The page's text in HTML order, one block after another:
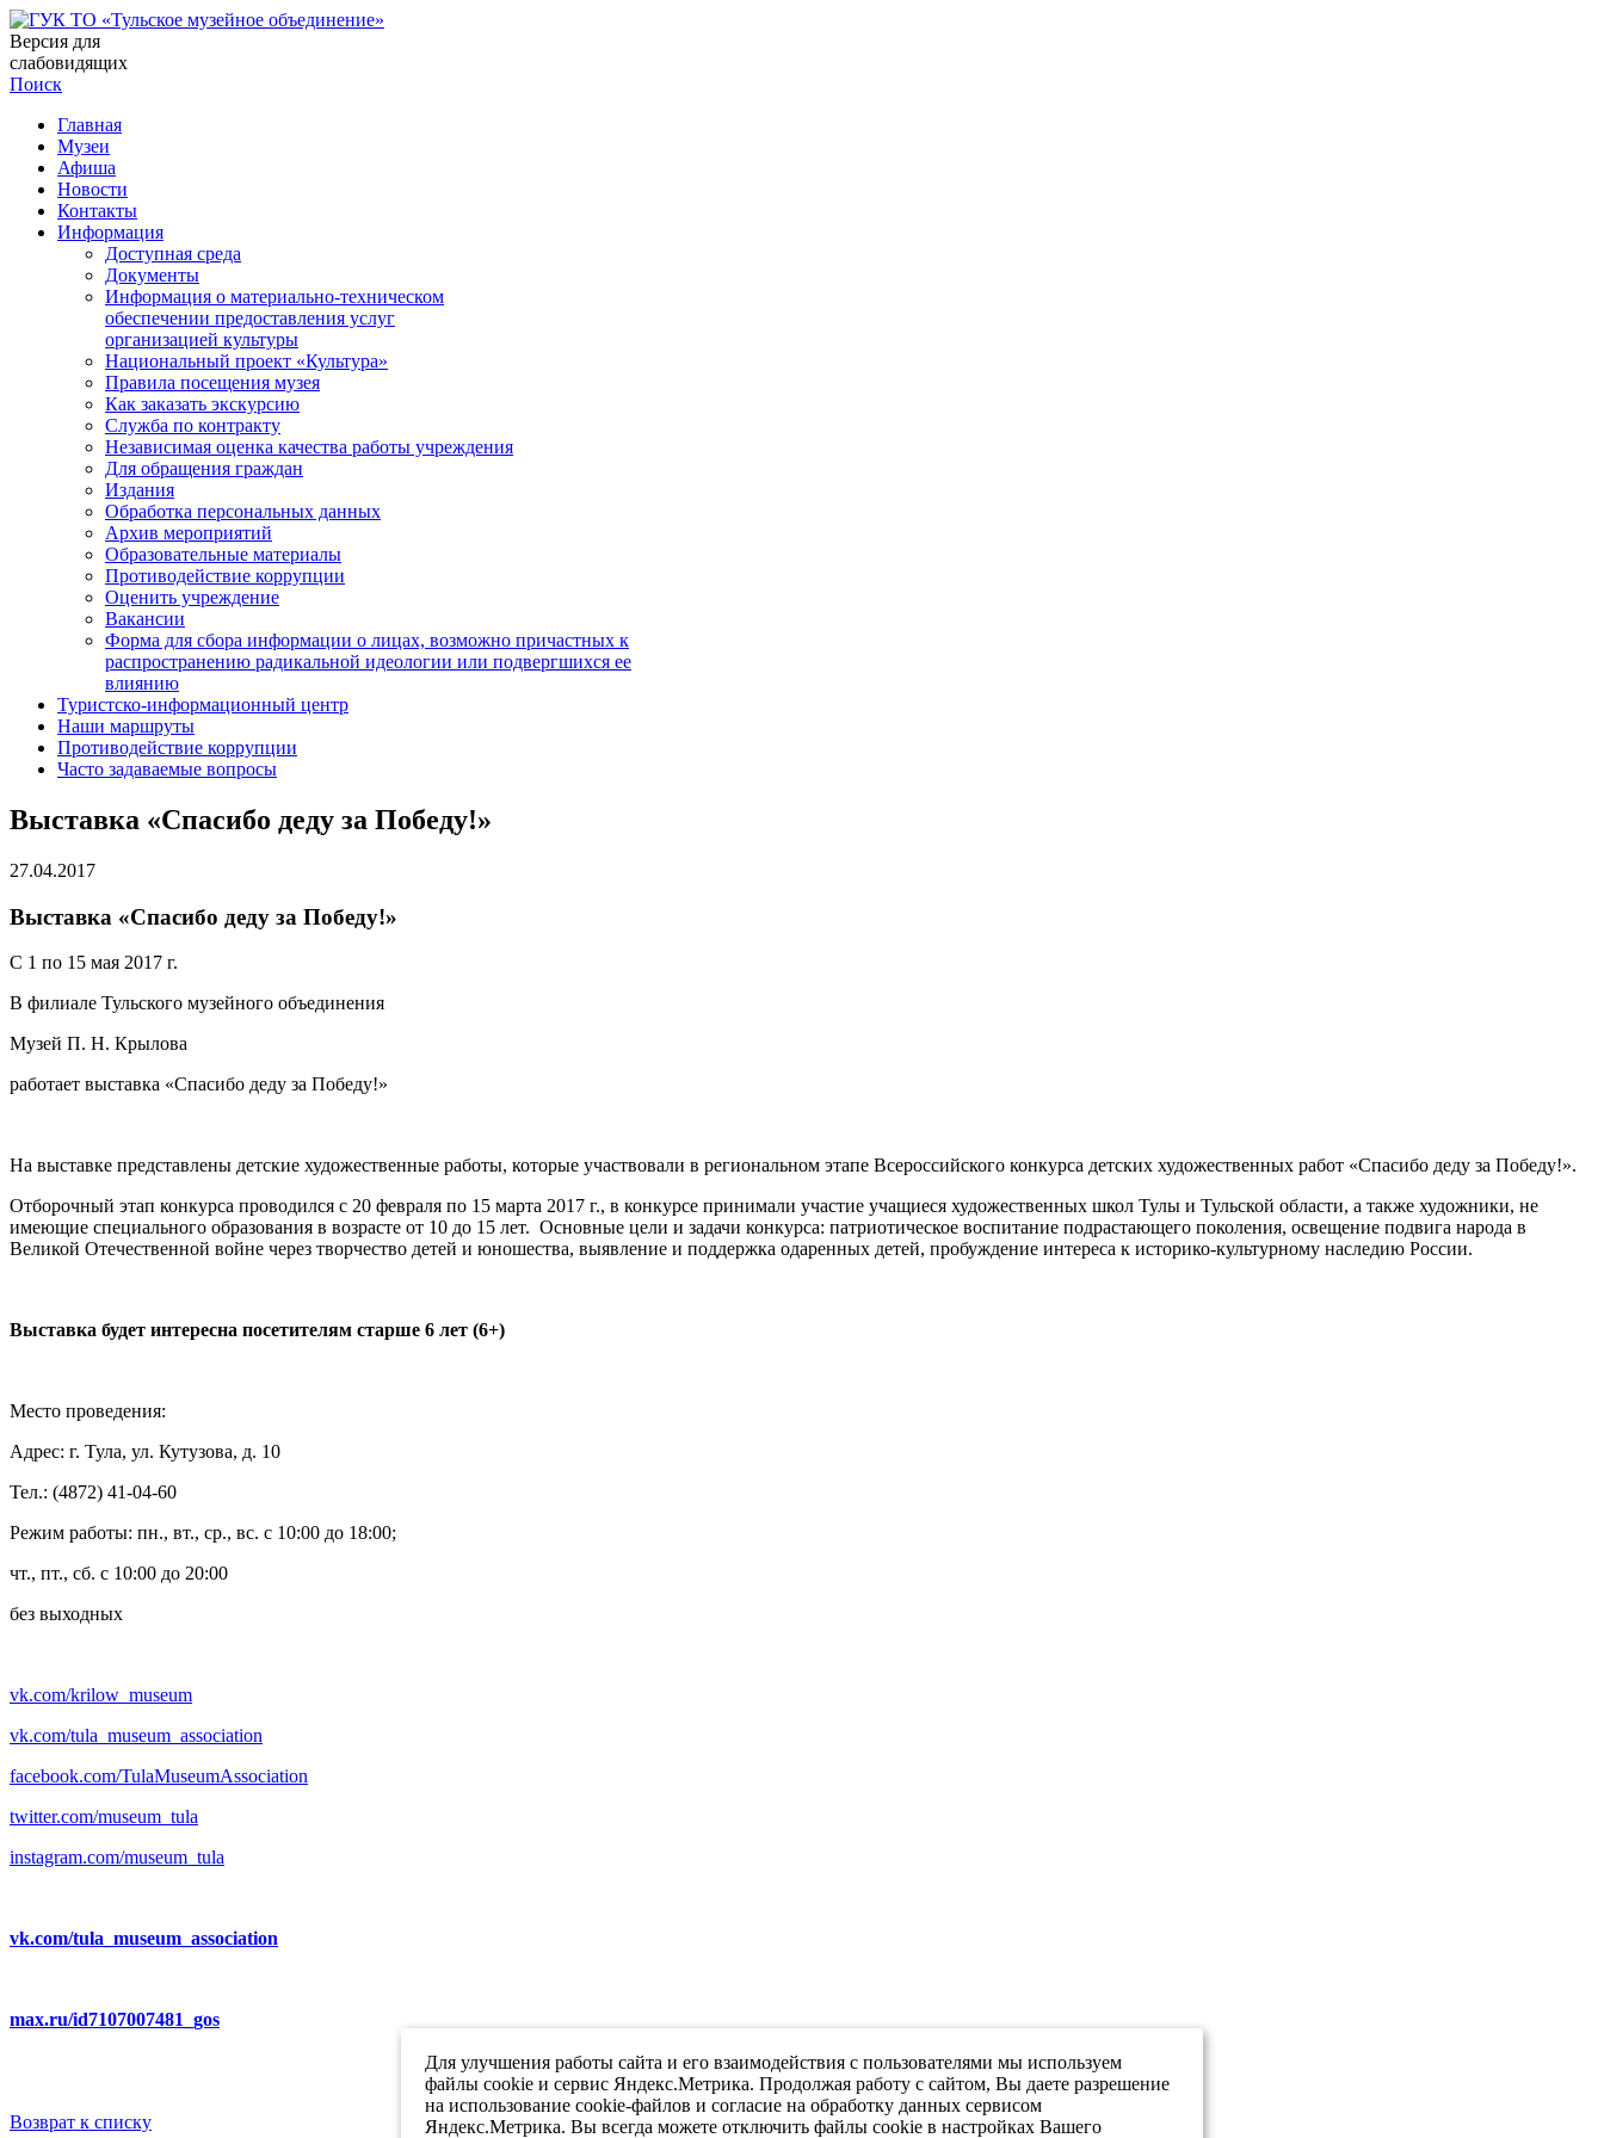
Версия для
слабовидящих
Поиск
Главная
Музеи
Афиша
Новости
Контакты
Информация
Доступная среда
Документы
Информация о материально-техническом
обеспечении предоставления услуг
организацией культуры
Национальный проект «Культура»
Правила посещения музея
Как заказать экскурсию
Служба по контракту
Независимая оценка качества работы учреждения
Для обращения граждан
Издания
Обработка персональных данных
Архив мероприятий
Образовательные материалы
Противодействие коррупции
Оценить учреждение
Вакансии
Форма для сбора информации о лицах, возможно причастных к
распространению радикальной идеологии или подвергшихся ее
влиянию
Туристско-информационный центр
Наши маршруты
Противодействие коррупции
Часто задаваемые вопросы
Выставка «Спасибо деду за Победу!»
27.04.2017
Выставка «Спасибо деду за Победу!»
С 1 по 15 мая 2017 г.
В филиале Тульского музейного объединения
Музей П. Н. Крылова
работает выставка «Спасибо деду за Победу!»
На выставке представлены детские художественные работы, которые участвовали в региональном этапе Всероссийского конкурса детских художественных работ «Спасибо деду за Победу!».
Отборочный этап конкурса проводился с 20 февраля по 15 марта 2017 г., в конкурсе принимали участие учащиеся художественных школ Тулы и Тульской области, а также художники, не
имеющие специального образования в возрасте от 10 до 15 лет. Основные цели и задачи конкурса: патриотическое воспитание подрастающего поколения, освещение подвига народа в
Великой Отечественной войне через творчество детей и юношества, выявление и поддержка одаренных детей, пробуждение интереса к историко-культурному наследию России.
Выставка будет интересна посетителям старше 6 лет (6+)
Место проведения:
Адрес: г. Тула, ул. Кутузова, д. 10
Тел.: (4872) 41-04-60
Режим работы: пн., вт., ср., вс. с 10:00 до 18:00;
чт., пт., сб. с 10:00 до 20:00
без выходных
vk.com/krilow_museum
vk.com/tula_museum_association
facebook.com/TulaMuseumAssociation
twitter.com/museum_tula
instagram.com/museum_tula
vk.com/tula_museum_association
max.ru/id7107007481_gos
Возврат к списку
Для улучшения работы сайта и его взаимодействия с пользователями мы используем
файлы cookie и сервис Яндекс.Метрика. Продолжая работу с сайтом, Вы даете разрешение
на использование cookie-файлов и согласие на обработку данных сервисом
Яндекс.Метрика. Вы всегда можете отключить файлы cookie в настройках Вашего